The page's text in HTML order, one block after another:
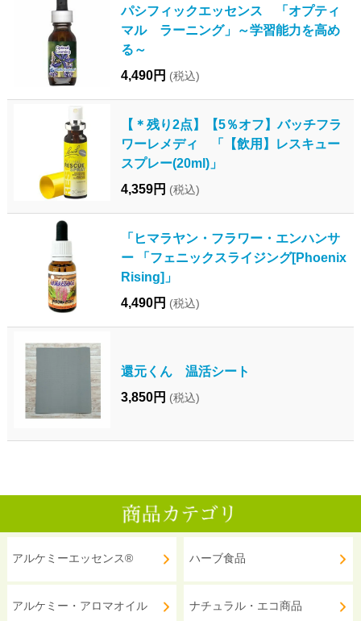
パシフィックエッセンス 「オプティ
マル ラーニング」～学習能力を高め
る～
4,490円 (税込)
【＊残り2点】【5％オフ】バッチフラ
ワーレメディ 「【飲用】レスキュー
スプレー(20ml)」
4,359円 (税込)
「ヒマラヤン・フラワー・エンハンサ
ー 「フェニックスライジング[Phoenix
Rising]」
4,490円 (税込)
還元くん 温活シート
3,850円 (税込)
アルケミーエッセンス®
アルケミー・アロマオイル
ハーブ食品
ナチュラル・エコ商品